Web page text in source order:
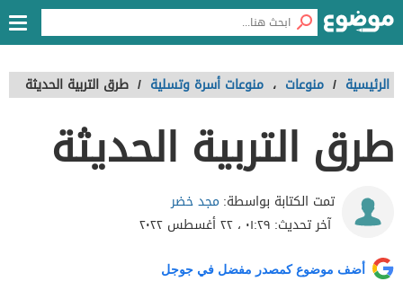
الرئيسية / منوعات ، منوعات أسرة وتسلية / طرق التربية الحديثة
طرق التربية الحديثة
تمت الكتابة بواسطة: مجد خضر
آخر تحديث: ٠١:٢٩ ، ٢٢ أغسطس ٢٠٢٢
أضف موضوع كمصدر مفضل في جوجل